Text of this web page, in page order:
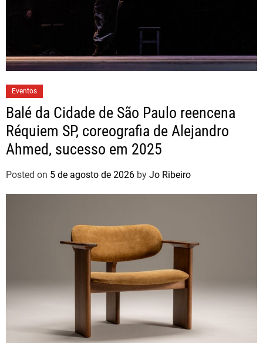
Eventos
Balé da Cidade de São Paulo reencena
Réquiem SP, coreografia de Alejandro
Ahmed, sucesso em 2025
Posted on 5 de agosto de 2026 by Jo Ribeiro